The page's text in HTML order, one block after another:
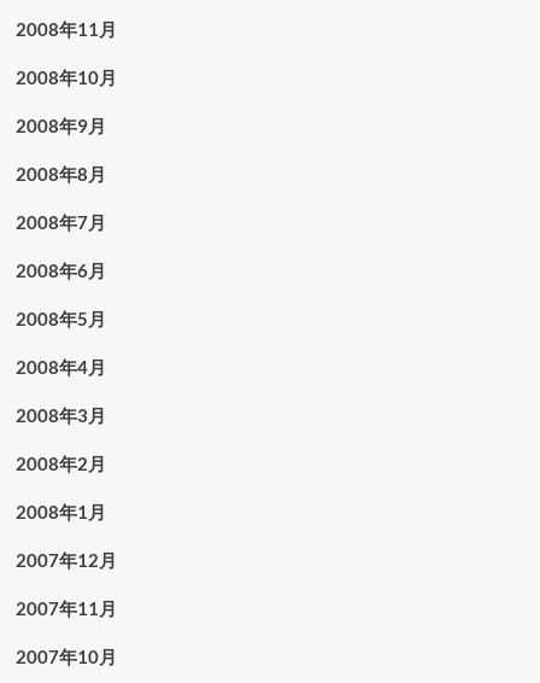
2008年11月
2008年10月
2008年9月
2008年8月
2008年7月
2008年6月
2008年5月
2008年4月
2008年3月
2008年2月
2008年1月
2007年12月
2007年11月
2007年10月